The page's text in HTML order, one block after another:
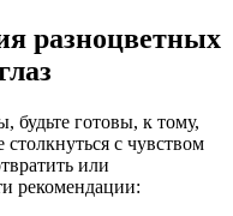
разноцветных
будьте готовы, к тому,
с чувством
или
рекомендации: